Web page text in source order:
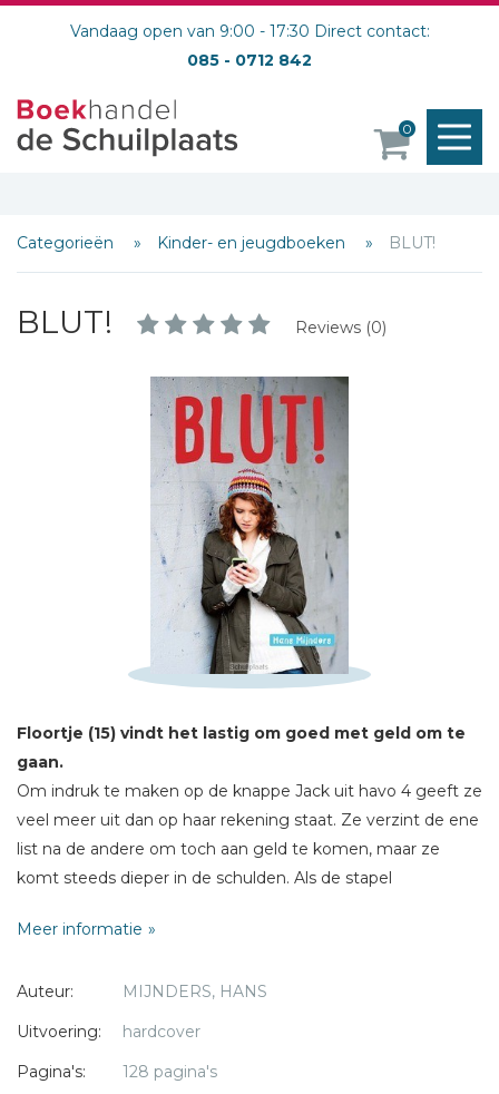
Vandaag open van 9:00 - 17:30 Direct contact:
085 - 0712 842
0
Categorieën Kinder- en jeugdboeken BLUT!
BLUT! Reviews (0)
Floortje (15) vindt het lastig om goed met geld om te
gaan.
Om indruk te maken op de knappe Jack uit havo 4 geeft ze
veel meer uit dan op haar rekening staat. Ze verzint de ene
list na de andere om toch aan geld te komen, maar ze
komt steeds dieper in de schulden. Als de stapel
paniek...
Geschikt voor tieners van 13-15 jaar
Meer informatie
Auteur:
MIJNDERS, HANS
Uitvoering:
hardcover
Pagina's:
128 pagina's
Schrijf hieronder je review!
Bericht *